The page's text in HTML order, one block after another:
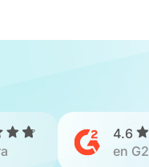
4.6
en G2